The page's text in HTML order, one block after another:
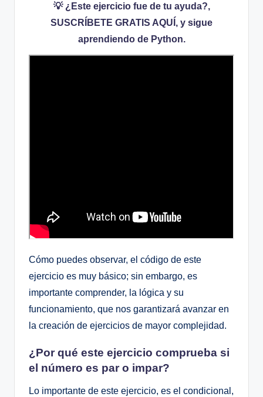
💡 ¿Este ejercicio fue de tu ayuda?,
SUSCRÍBETE GRATIS AQUÍ, y sigue
aprendiendo de Python.
Cómo puedes observar, el código de este
ejercicio es muy básico; sin embargo, es
importante comprender, la lógica y su
funcionamiento, que nos garantizará avanzar en
la creación de ejercicios de mayor complejidad.
¿Por qué este ejercicio comprueba si
el número es par o impar?
Lo importante de este ejercicio, es el condicional,